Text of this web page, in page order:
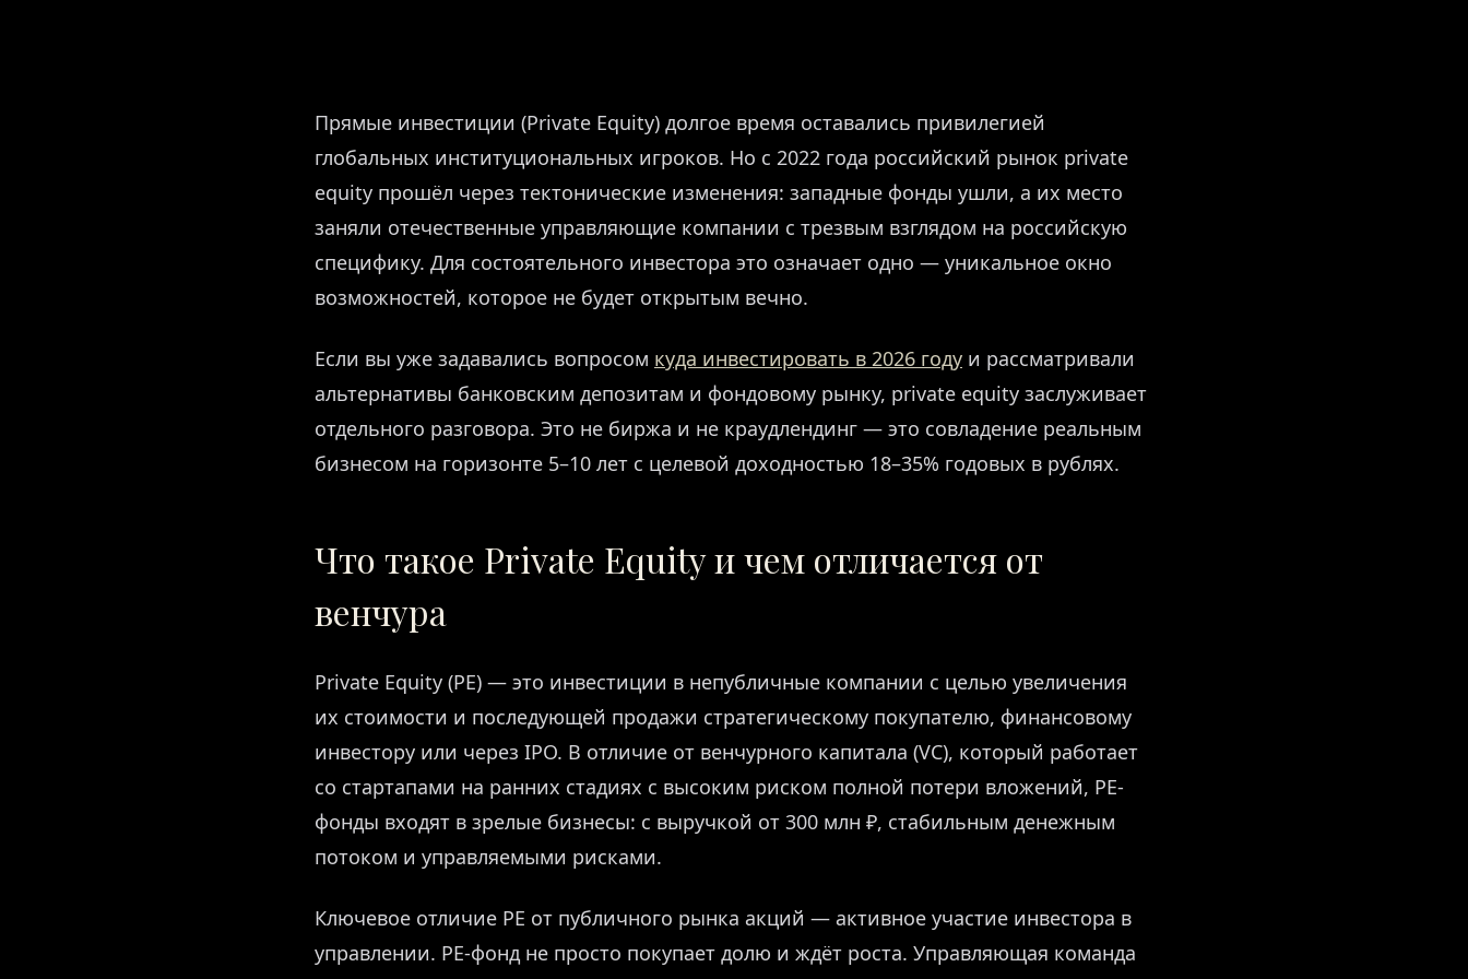
Прямые инвестиции (Private Equity) долгое время оставались привилегией
глобальных институциональных игроков. Но с 2022 года российский рынок private
equity прошёл через тектонические изменения: западные фонды ушли, а их место
заняли отечественные управляющие компании с трезвым взглядом на российскую
специфику. Для состоятельного инвестора это означает одно — уникальное окно
возможностей, которое не будет открытым вечно.
Если вы уже задавались вопросом куда инвестировать в 2026 году и рассматривали
альтернативы банковским депозитам и фондовому рынку, private equity заслуживает
отдельного разговора. Это не биржа и не краудлендинг — это совладение реальным
бизнесом на горизонте 5–10 лет с целевой доходностью 18–35% годовых в рублях.
Что такое Private Equity и чем отличается от
венчура
Private Equity (PE) — это инвестиции в непубличные компании с целью увеличения
их стоимости и последующей продажи стратегическому покупателю, финансовому
инвестору или через IPO. В отличие от венчурного капитала (VC), который работает
со стартапами на ранних стадиях с высоким риском полной потери вложений, PE-
фонды входят в зрелые бизнесы: с выручкой от 300 млн ₽, стабильным денежным
потоком и управляемыми рисками.
Ключевое отличие PE от публичного рынка акций — активное участие инвестора в
управлении. PE-фонд не просто покупает долю и ждёт роста. Управляющая команда